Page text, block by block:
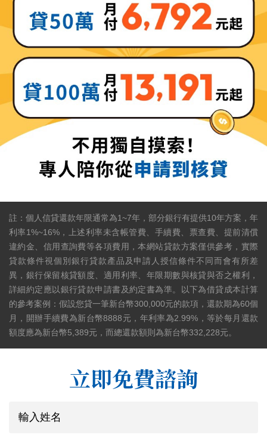
註：個人信貸還款年限通常為1~7年，部分銀行有提供10年方案，年
利率1%~16%，上述利率未含帳管費、手續費、票查費、提前清償
違約金、信用查詢費等各項費用，本網站貸款方案僅供參考，實際
貸款條件視個別銀行貸款產品及申請人授信條件不同而會有所差
異，銀行保留核貸額度、適用利率、年限期數與核貸與否之權利，
詳細約定應以銀行貸款申請書及約定書為準。以下為借貸成本計算
的參考案例：假設您貸一筆新台幣300,000元的款項，還款期為60個
月，開辦手續費為新台幣8888元，年利率為2.99%，等於每月還款
額度應為新台幣5,389元，而總還款額則為新台幣332,228元。
立即免費諮詢